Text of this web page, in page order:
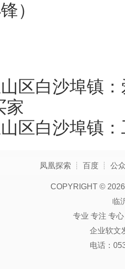
）
区白沙埠镇
家
区白沙埠镇
凤凰探索 ┊ 百度 ┊ 公
COPYRIGHT ©
临
专业 专注 专
企业软文
电话：